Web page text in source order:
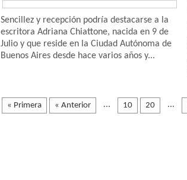
Sencillez y recepción podría destacarse a la
escritora Adriana Chiattone, nacida en 9 de
Julio y que reside en la Ciudad Autónoma de
Buenos Aires desde hace varios años y...
« Primera « Anterior ... 10 20 ...